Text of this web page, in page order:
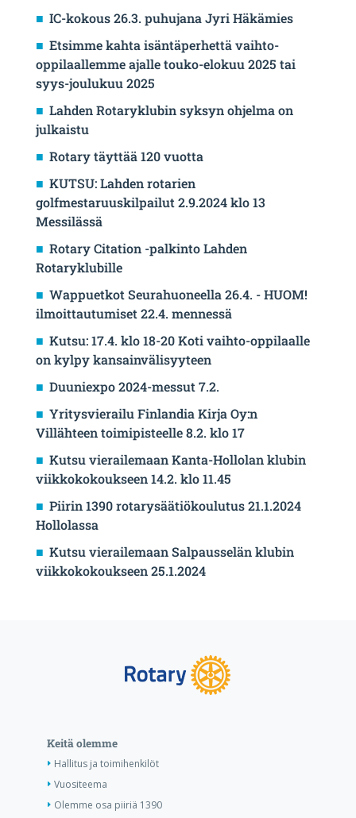
IC-kokous 26.3. puhujana Jyri Häkämies
Etsimme kahta isäntäperhettä vaihto-
oppilaallemme ajalle touko-elokuu 2025 tai
syys-joulukuu 2025
Lahden Rotaryklubin syksyn ohjelma on
julkaistu
Rotary täyttää 120 vuotta
KUTSU: Lahden rotarien
golfmestaruuskilpailut 2.9.2024 klo 13
Messilässä
Rotary Citation -palkinto Lahden
Rotaryklubille
Wappuetkot Seurahuoneella 26.4. - HUOM!
ilmoittautumiset 22.4. mennessä
Kutsu: 17.4. klo 18-20 Koti vaihto-oppilaalle
on kylpy kansainvälisyyteen
Duuniexpo 2024-messut 7.2.
Yritysvierailu Finlandia Kirja Oy:n
Villähteen toimipisteelle 8.2. klo 17
Kutsu vierailemaan Kanta-Hollolan klubin
viikkokokoukseen 14.2. klo 11.45
Piirin 1390 rotarysäätiökoulutus 21.1.2024
Hollolassa
Kutsu vierailemaan Salpausselän klubin
viikkokokoukseen 25.1.2024
Keitä olemme
Hallitus ja toimihenkilöt
Vuositeema
Olemme osa piiriä 1390